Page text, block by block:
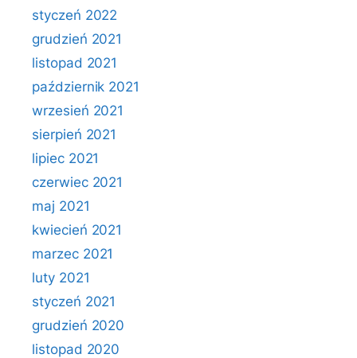
styczeń 2022
grudzień 2021
listopad 2021
październik 2021
wrzesień 2021
sierpień 2021
lipiec 2021
czerwiec 2021
maj 2021
kwiecień 2021
marzec 2021
luty 2021
styczeń 2021
grudzień 2020
listopad 2020